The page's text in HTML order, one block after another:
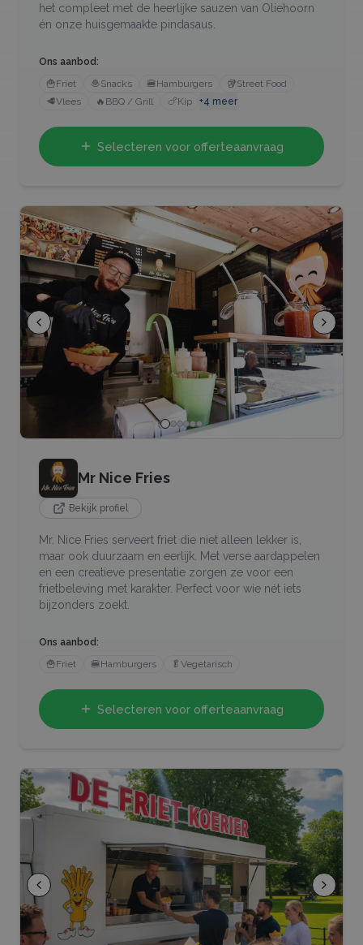
het compleet met de heerlijke sauzen van Oliehoorn
én onze huisgemaakte pindasaus.
Ons aanbod:
🍟Friet 🧆Snacks 🍔Hamburgers 🥡Street Food
🥩Vlees 🔥 BBQ / Grill 🍗Kip +4 meer
Selecteren voor offerteaanvraag
Mr Nice Fries
Bekijk profiel
Mr. Nice Fries serveert friet die niet alleen lekker is,
maar ook duurzaam en eerlijk. Met verse aardappelen
en een creatieve presentatie zorgen ze voor een
frietbeleving met karakter. Perfect voor wie nét iets
bijzonders zoekt.
Ons aanbod:
🍟Friet 🍔Hamburgers 🥬 Vegetarisch
Selecteren voor offerteaanvraag